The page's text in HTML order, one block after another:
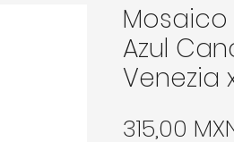
Mosaico
Azul
Venezia
315,00